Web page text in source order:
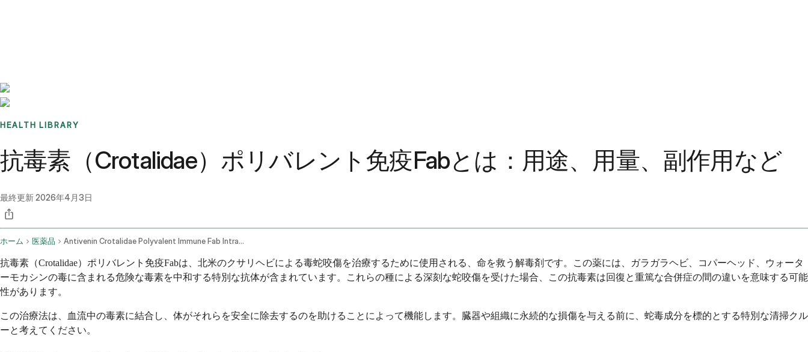
HEALTH LIBRARY
抗毒素（Crotalidae）ポリバレント免疫Fabとは：用途、用量、副作用など
最終更新2026年4月3日
ホーム 医薬品 Antivenin Crotalidae Polyvalent Immune Fab Intravenous Route
抗毒素（Crotalidae）ポリバレント免疫Fabは、北米のクサリヘビによる毒蛇咬傷を治療するために使用される、命を救う解毒剤です。この薬には、ガラガラヘビ、コパーヘッド、ウォータ
ーモカシンの毒に含まれる危険な毒素を中和する特別な抗体が含まれています。これらの種による深刻な蛇咬傷を受けた場合、この抗毒素は回復と重篤な合併症の間の違いを意味する可能
性があります。
この治療法は、血流中の毒素に結合し、体がそれらを安全に除去するのを助けることによって機能します。臓器や組織に永続的な損傷を与える前に、蛇毒成分を標的とする特別な清掃クル
ーと考えてください。